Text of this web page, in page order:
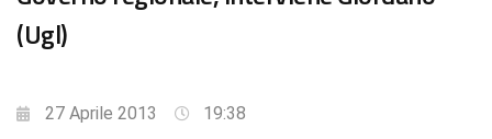
(Ugl)
27 Aprile 2013 19:38